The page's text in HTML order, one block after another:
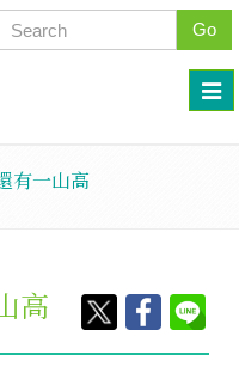
Go
有一山高
高